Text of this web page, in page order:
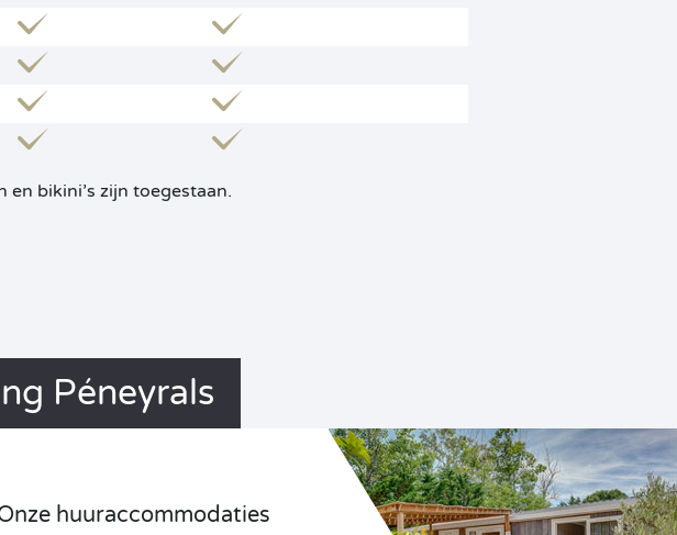
bikini’s zijn toegestaan.
Péneyrals
huuraccommodaties